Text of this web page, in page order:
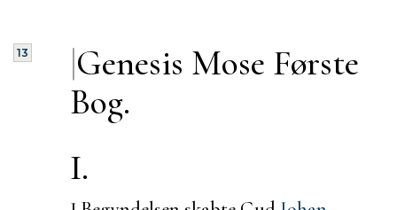
|
13
Genesis Mose Første
Bog.
I.